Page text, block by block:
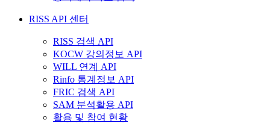
RISS API 센터
RISS 검색 API
KOCW 강의정보 API
WILL 연계 API
Rinfo 통계정보 API
FRIC 검색 API
SAM 분석활용 API
활용 및 참여 현황